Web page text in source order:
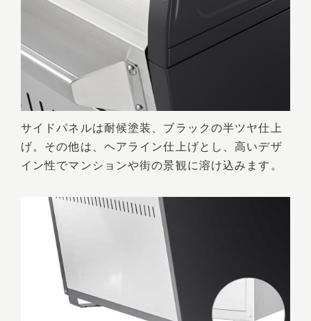
サイドパネルは耐候塗装、ブラックの半ツヤ仕上
げ。その他は、ヘアライン仕上げとし、高いデザ
イン性でマンションや街の景観に溶け込みます。